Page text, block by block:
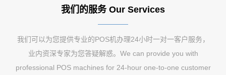
我们的服务 Our Services
我们可以为您提供专业的POS机办理24小时一对一客户服务，
业内资深专家为您答疑解惑。We can provide you with
professional POS machines for 24-hour one-to-one customer